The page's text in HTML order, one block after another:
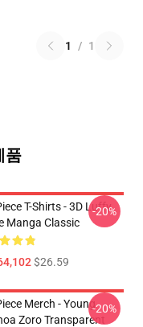
1 / 1
품
T-Shirts - 3D Luffy
Manga Classic
$26.59
-20%
Merch - Young
Zoro Transparent
-20%